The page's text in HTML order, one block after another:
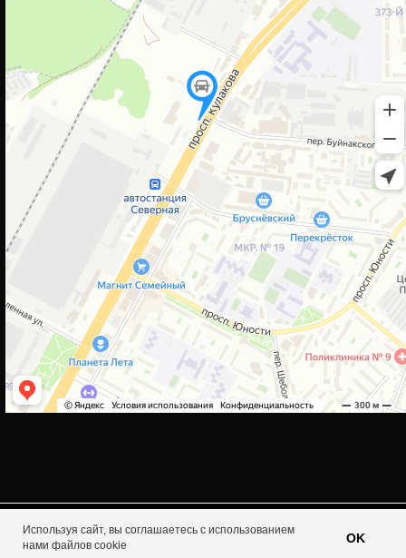
Используя сайт, вы соглашаетесь с использованием
нами файлов cookie
OK
Made on Tilda